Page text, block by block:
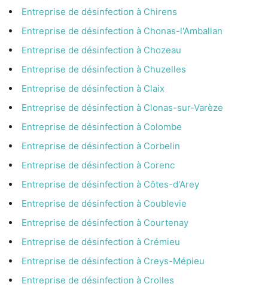
Entreprise de désinfection à Chirens
Entreprise de désinfection à Chonas-l'Amballan
Entreprise de désinfection à Chozeau
Entreprise de désinfection à Chuzelles
Entreprise de désinfection à Claix
Entreprise de désinfection à Clonas-sur-Varèze
Entreprise de désinfection à Colombe
Entreprise de désinfection à Corbelin
Entreprise de désinfection à Corenc
Entreprise de désinfection à Côtes-d'Arey
Entreprise de désinfection à Coublevie
Entreprise de désinfection à Courtenay
Entreprise de désinfection à Crémieu
Entreprise de désinfection à Creys-Mépieu
Entreprise de désinfection à Crolles